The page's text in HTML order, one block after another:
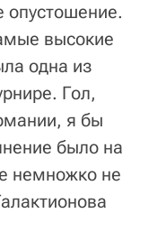
опустошение.
высокие
одна из
Гол,
я бы
было на
немножко не